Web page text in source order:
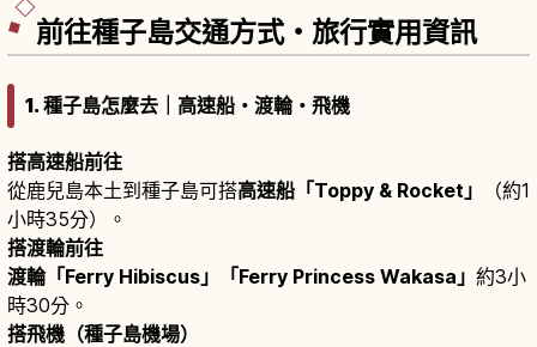
前往種子島交通方式・旅行實用資訊
1. 種子島怎麼去｜高速船・渡輪・飛機
搭高速船前往
從鹿兒島本土到種子島可搭高速船「Toppy & Rocket」
（約1
小時35分）。
搭渡輪前往
渡輪「Ferry Hibiscus」「Ferry Princess Wakasa」 約3小
時30分。
搭飛機（種子島機場）